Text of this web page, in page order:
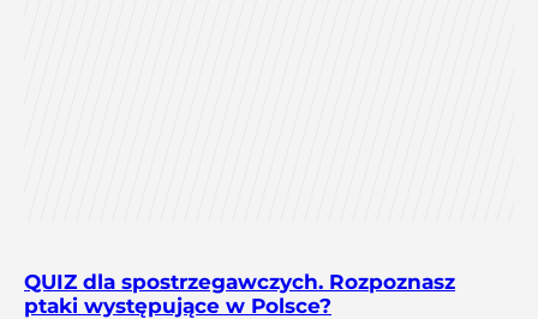
QUIZ dla spostrzegawczych. Rozpoznasz
ptaki występujące w Polsce?